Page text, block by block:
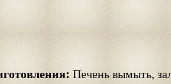
Печень вымыть,